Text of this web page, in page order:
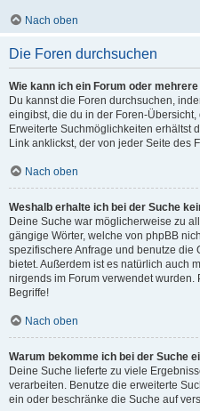
Nach oben
Die Foren durchsuchen
Wie kann ich ein Forum oder
Du kannst die Foren durchsuchen,
eingibst, die du in der Foren-
Erweiterte Suchmöglichkeiten erhältst
Link anklickst, der von jeder Seite des
Nach oben
Weshalb erhalte ich bei der Suche
Deine Suche war möglicherweise zu
gängige Wörter, welche von phpBB
spezifischere Anfrage und benutze die
bietet. Außerdem ist es natürlich auch
nirgends im Forum verwendet
Begriffe!
Nach oben
Warum bekomme ich bei der Suche
Deine Suche lieferte zu viele
verarbeiten. Benutze die erweiterte
ein oder beschränke die Suche auf